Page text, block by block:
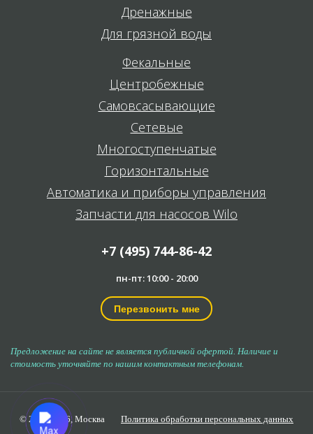
Дренажные
Для грязной воды
Фекальные
Центробежные
Самовсасывающие
Сетевые
Многоступенчатые
Горизонтальные
Автоматика и приборы управления
Запчасти для насосов Wilo
+7 (495) 744-86-42
пн-пт: 10:00 - 20:00
Перезвонить мне
Предложение на сайте не является публичной офертой. Наличие и
стоимость уточняйте по нашим контактным телефонам.
© 2006-2026, Москва
Политика обработки персональных данных